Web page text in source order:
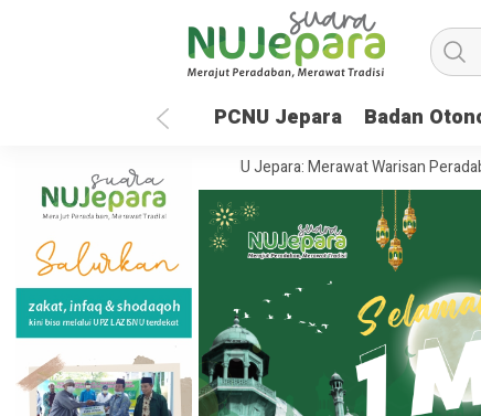
PCNU Jepara Badan
35 Tahun UNISNU Jepara: Merawat Warisan Peradaban,